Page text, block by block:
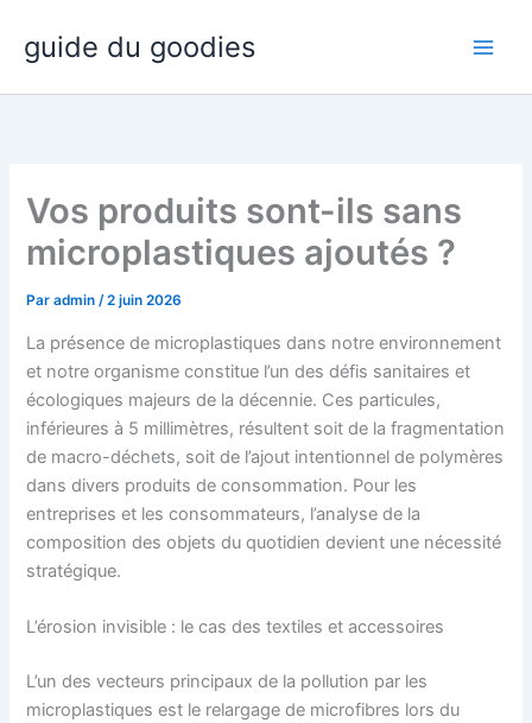
contenu
guide du goodies
Vos produits sont-ils sans
microplastiques ajoutés ?
Paradmin/2 juin 2026
La présence de microplastiques dans notre environnement
et notre organisme constitue l’un des défis sanitaires et
écologiques majeurs de la décennie. Ces particules,
inférieures à 5 millimètres, résultent soit de la fragmentation
de macro-déchets, soit de l’ajout intentionnel de polymères
dans divers produits de consommation. Pour les
entreprises et les consommateurs, l’analyse de la
composition des objets du quotidien devient une nécessité
stratégique.
L’érosion invisible : le cas des textiles et accessoires
L’un des vecteurs principaux de la pollution par les
microplastiques est le relargage de microfibres lors du